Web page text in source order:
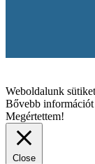
Weboldalunk
Bővebb információt
Megértettem!
Close